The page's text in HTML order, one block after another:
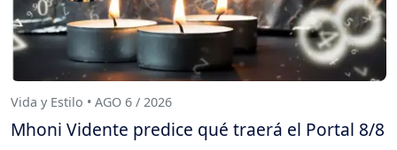
Vida y Estilo • AGO 6 / 2026
Mhoni Vidente predice qué traerá el Portal 8/8